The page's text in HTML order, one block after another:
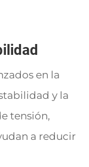
en la
y la
tensión,
a reducir